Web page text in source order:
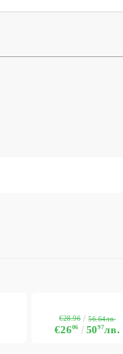
€2606 5097лв.
€28.96 56.64лв.